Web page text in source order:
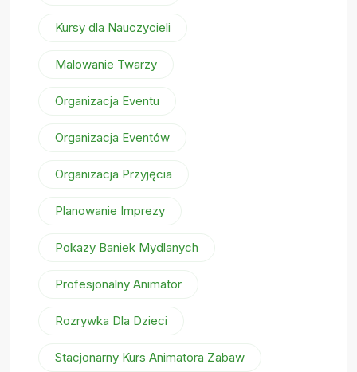
Kursy dla Nauczycieli
Malowanie Twarzy
Organizacja Eventu
Organizacja Eventów
Organizacja Przyjęcia
Planowanie Imprezy
Pokazy Baniek Mydlanych
Profesjonalny Animator
Rozrywka Dla Dzieci
Stacjonarny Kurs Animatora Zabaw